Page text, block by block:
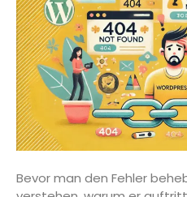
Bevor man den Fehler